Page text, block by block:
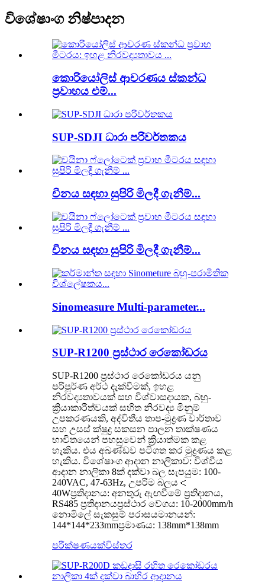
විශේෂාංග නිෂ්පාදන
කොරියෝලිස් ආචරණය ස්කන්ධ
ප්‍රවාහය එම්...
SUP-SDJI ධාරා පරිවර්තකය
චීනය සඳහා සුපිරි මිලදී ගැනීම්...
චීනය සඳහා සුපිරි මිලදී ගැනීම්...
Sinomeasure Multi-parameter...
SUP-R1200 ප්‍රස්ථාර රෙකෝඩරය
SUP-R1200 ප්‍රස්ථාර රෙකෝඩරය යනු
පරිපූර්ණ අර්ථ දැක්වීමක්, ඉහළ
නිරවද්‍යතාවයක් සහ විශ්වාසදායක, බහු-
ක්‍රියාකාරීත්වයක් සහිත නිරවද්‍ය මිනුම්
උපකරණයකි, අද්විතීය තාප-මුද්‍රණ වාර්තාව
සහ උසස් ක්ෂුද්‍ර සකසන පාලන තාක්ෂණය
භාවිතයෙන් පහසුවෙන් ක්‍රියාත්මක කළ
හැකිය. එය අඛණ්ඩව පටිගත කර මුද්‍රණය කළ
හැකිය. විශේෂාංග ආදාන නාලිකාව: විශ්වීය
ආදාන නාලිකා 8ක් දක්වා බල සැපයුම: 100-
240VAC, 47-63Hz, උපරිම බලය＜
40Wප්‍රතිදානය: අනතුරු ඇඟවීමේ ප්‍රතිදානය,
RS485 ප්‍රතිදානයප්‍රස්ථාර වේගය: 10-2000mm/h
නොමිලේ සැකසුම් පරාසයමානයන්:
144*144*233mmප්‍රමාණය: 138mm*138mm
පරීක්ෂණයක්විස්තර